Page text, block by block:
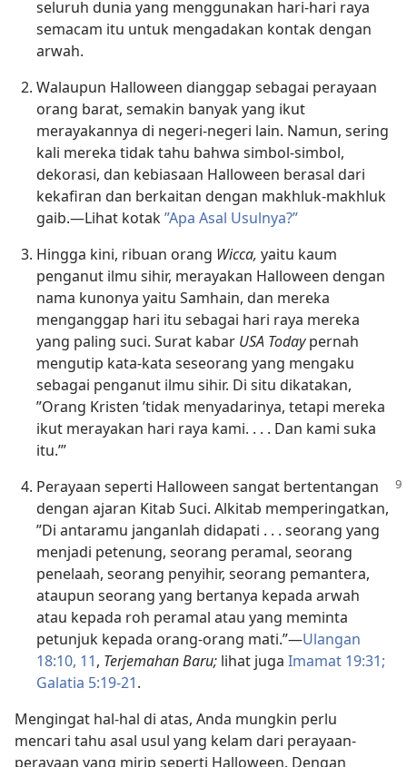
seluruh dunia yang menggunakan hari-hari raya
semacam itu untuk mengadakan kontak dengan
arwah.
Walaupun Halloween dianggap sebagai perayaan
orang barat, semakin banyak yang ikut
merayakannya di negeri-negeri lain. Namun, sering
kali mereka tidak tahu bahwa simbol-simbol,
dekorasi, dan kebiasaan Halloween berasal dari
kekafiran dan berkaitan dengan makhluk-makhluk
gaib.​—Lihat kotak”Apa Asal Usulnya?”
Hingga kini, ribuan orang Wicca, yaitu kaum
penganut ilmu sihir, merayakan Halloween dengan
nama kunonya yaitu Samhain, dan mereka
menganggap hari itu sebagai hari raya mereka
yang paling suci. Surat kabar USA Todaypernah
mengutip kata-kata seseorang yang mengaku
sebagai penganut ilmu sihir. Di situ dikatakan,
”Orang Kristen ’tidak menyadarinya, tetapi mereka
ikut merayakan hari raya kami. . . . Dan kami suka
itu.’”
Perayaan seperti Halloween sangat bertentangan
dengan ajaran Kitab Suci. Alkitab memperingatkan,
”Di antaramu janganlah didapati . . . seorang yang
menjadi petenung, seorang peramal, seorang
penelaah, seorang penyihir, seorang pemantera,
ataupun seorang yang bertanya kepada arwah
atau kepada roh peramal atau yang meminta
petunjuk kepada orang-orang mati.”​—Ulangan
18:10, 11, Terjemahan Baru; lihat juga Imamat 19:31;
Galatia 5:19-21.
Mengingat hal-hal di atas, Anda mungkin perlu
mencari tahu asal usul yang kelam dari perayaan-
perayaan yang mirip seperti Halloween. Dengan